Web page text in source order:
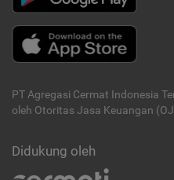
PT Agregasi Cermat Indonesia
oleh Otoritas Jasa Keuangan
Didukung oleh